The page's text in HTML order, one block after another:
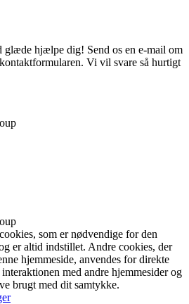
glæde hjælpe dig! Send os en e-mail om
Vi vil svare så hurtigt
som er nødvendige for den
er altid indstillet. Andre cookies, der
hjemmeside, anvendes for direkte
med andre hjemmesider og
brugt med dit samtykke.